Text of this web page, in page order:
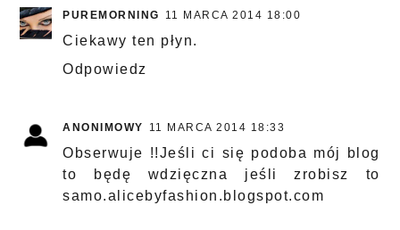
PUREMORNING 11 MARCA 2014 18:00
Ciekawy ten płyn.
Odpowiedz
ANONIMOWY 11 MARCA 2014 18:33
Obserwuje !!Jeśli ci się podoba mój blog
to będę wdzięczna jeśli zrobisz to
samo.alicebyfashion.blogspot.com